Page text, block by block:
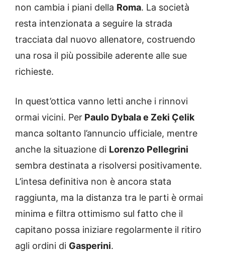
non cambia i piani della Roma. La società
resta intenzionata a seguire la strada
tracciata dal nuovo allenatore, costruendo
una rosa il più possibile aderente alle sue
richieste.
In quest’ottica vanno letti anche i rinnovi
ormai vicini. Per Paulo Dybala e Zeki Çelik
manca soltanto l’annuncio ufficiale, mentre
anche la situazione di Lorenzo Pellegrini
sembra destinata a risolversi positivamente.
L’intesa definitiva non è ancora stata
raggiunta, ma la distanza tra le parti è ormai
minima e filtra ottimismo sul fatto che il
capitano possa iniziare regolarmente il ritiro
agli ordini di Gasperini.